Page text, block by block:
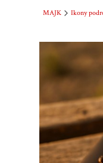
MAJK Ikony